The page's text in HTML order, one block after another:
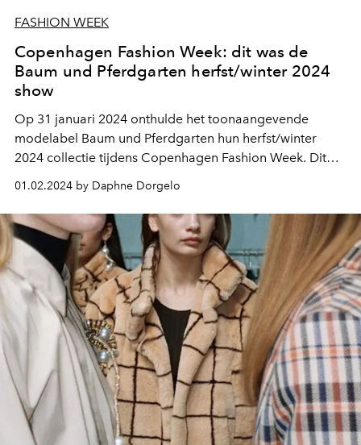
FASHION WEEK
Copenhagen Fashion Week: dit was de
Baum und Pferdgarten herfst/winter 2024
show
Op 31 januari 2024 onthulde het toonaangevende
modelabel Baum und Pferdgarten hun herfst/winter
2024 collectie tijdens Copenhagen Fashion Week. Dit
was een bijzondere viering, want het markeerde niet
alleen de nieuwste creaties van het merk, maar ook het
indrukwekkende 25-jarig jubileum van Baum und
Pferdgarten.
01.02.2024 by Daphne Dorgelo